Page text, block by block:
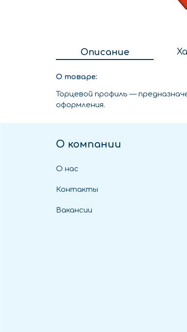
Описание
О товаре:
Торцевой профиль —
оформления.
О компании
О нас
Контакты
Вакансии